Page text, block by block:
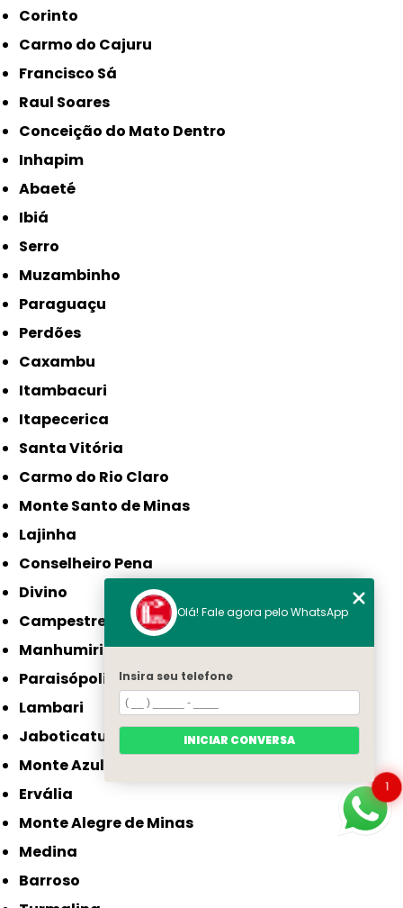
Corinto
Carmo do Cajuru
Francisco Sá
Raul Soares
Conceição do Mato Dentro
Inhapim
Abaeté
Ibiá
Serro
Muzambinho
Paraguaçu
Perdões
Caxambu
Itambacuri
Itapecerica
Santa Vitória
Carmo do Rio Claro
Monte Santo de Minas
Lajinha
Conselheiro Pena
Divino
Campestre
Manhumirim
Paraisópolis
Lambari
Jaboticatubas
Monte Azul
Ervália
Monte Alegre de Minas
Medina
Barroso
1
Olá! Fale agora pelo WhatsApp
Insira seu telefone
INICIAR CONVERSA